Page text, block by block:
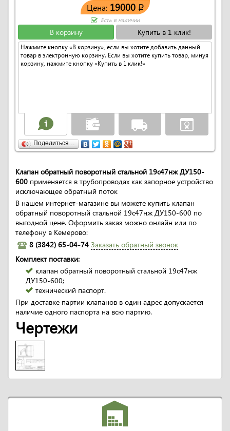
Цена: 19000 q
Есть в наличии
В корзину Купить в 1 клик!
Нажмите кнопку «В корзину», если вы хотите добавить данный
товар в электронную корзину. Если вы хотите купить товар, минуя
корзину, нажмите кнопку «Купить в 1 клик!»
Поделиться…
Клапан обратный поворотный стальной 19с47нж ДУ150-
600 применяется в трубопроводах как запорное устройство
исключающее обратный поток
В нашем интернет-магазине вы можете купить клапан
обратный поворотный стальной 19с47нж ДУ150-600 по
выгодной цене. Оформить заказ можно онлайн или по
телефону в Кемерово:
8 (3842) 65-04-74 Заказать обратный звонок
Комплект поставки:
клапан обратный поворотный стальной 19с47нж
ДУ150-600;
технический паспорт.
При доставке партии клапанов в один адрес допускается
наличие одного паспорта на всю партию.
Чертежи